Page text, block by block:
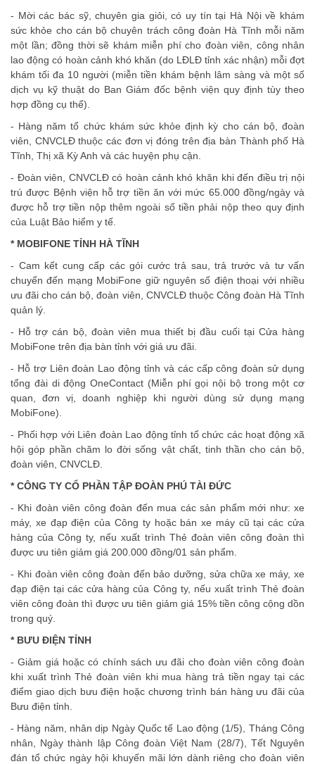
- Mời các bác sỹ, chuyên gia giỏi, có uy tín tại Hà Nội về khám
sức khỏe cho cán bộ chuyên trách công đoàn Hà Tĩnh mỗi năm
một lần; đồng thời sẽ khám miễn phí cho đoàn viên, công nhân
lao động có hoàn cảnh khó khăn (do LĐLĐ tỉnh xác nhận) mỗi đợt
khám tối đa 10 người (miễn tiền khám bệnh lâm sàng và một số
dịch vụ kỹ thuật do Ban Giám đốc bệnh viện quy định tùy theo
hợp đồng cụ thể).
- Hàng năm tổ chức khám sức khỏe định kỳ cho cán bộ, đoàn
viên, CNVCLĐ thuộc các đơn vị đóng trên địa bàn Thành phố Hà
Tĩnh, Thị xã Kỳ Anh và các huyện phụ cận.
- Đoàn viên, CNVCLĐ có hoàn cảnh khó khăn khi đến điều trị nội
trú được Bệnh viện hỗ trợ tiền ăn với mức 65.000 đồng/ngày và
được hỗ trợ tiền nộp thêm ngoài số tiền phải nộp theo quy định
của Luật Bảo hiểm y tế.
* MOBIFONE TỈNH HÀ TĨNH
- Cam kết cung cấp các gói cước trả sau, trả trước và tư vấn
chuyển đến mạng MobiFone giữ nguyên số điện thoại với nhiều
ưu đãi cho cán bộ, đoàn viên, CNVCLĐ thuộc Công đoàn Hà Tĩnh
quản lý.
- Hỗ trợ cán bộ, đoàn viên mua thiết bị đầu cuối tại Cửa hàng
MobiFone trên địa bàn tỉnh với giá ưu đãi.
- Hỗ trợ Liên đoàn Lao động tỉnh và các cấp công đoàn sử dụng
tổng đài di động OneContact (Miễn phí gọi nội bộ trong một cơ
quan, đơn vị, doanh nghiệp khi người dùng sử dụng mạng
MobiFone).
- Phối hợp với Liên đoàn Lao động tỉnh tổ chức các hoạt động xã
hội góp phần chăm lo đời sống vật chất, tinh thần cho cán bộ,
đoàn viên, CNVCLĐ.
* CÔNG TY CỔ PHẦN TẬP ĐOÀN PHÚ TÀI ĐỨC
- Khi đoàn viên công đoàn đến mua các sản phẩm mới như: xe
máy, xe đạp điện của Công ty hoặc bán xe máy cũ tại các cửa
hàng của Công ty, nếu xuất trình Thẻ đoàn viên công đoàn thì
được ưu tiên giảm giá 200.000 đồng/01 sản phẩm.
- Khi đoàn viên công đoàn đến bảo dưỡng, sửa chữa xe máy, xe
đạp điện tại các cửa hàng của Công ty, nếu xuất trình Thẻ đoàn
viên công đoàn thì được ưu tiên giảm giá 15% tiền công cộng dồn
trong quý.
* BƯU ĐIỆN TỈNH
- Giảm giá hoặc có chính sách ưu đãi cho đoàn viên công đoàn
khi xuất trình Thẻ đoàn viên khi mua hàng trả tiền ngay tại các
điểm giao dịch bưu điện hoặc chương trình bán hàng ưu đãi của
Bưu điện tỉnh.
- Hàng năm, nhân dịp Ngày Quốc tế Lao động (1/5), Tháng Công
nhân, Ngày thành lập Công đoàn Việt Nam (28/7), Tết Nguyên
đán tổ chức ngày hội khuyến mãi lớn dành riêng cho đoàn viên